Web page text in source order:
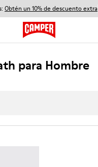
Obtén un 10% de descuento extra
para Hombre